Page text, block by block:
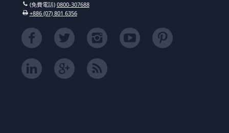
(免費電話) 0800-307688
+886 (07) 801 6356